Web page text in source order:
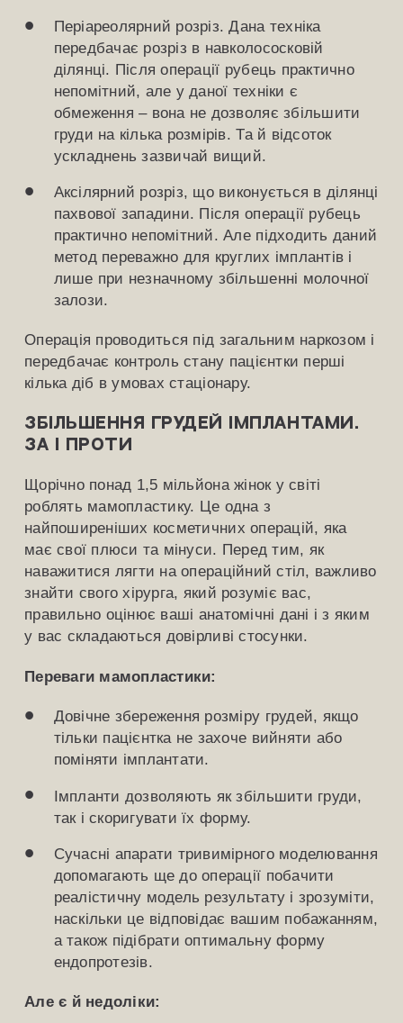
Періареолярний розріз. Дана техніка
передбачає розріз в навколососковій
ділянці. Після операції рубець практично
непомітний, але у даної техніки є
обмеження – вона не дозволяє збільшити
груди на кілька розмірів. Та й відсоток
ускладнень зазвичай вищий.
Аксілярний розріз, що виконується в ділянці
пахвової западини. Після операції рубець
практично непомітний. Але підходить даний
метод переважно для круглих імплантів і
лише при незначному збільшенні молочної
залози.
Операція проводиться під загальним наркозом і
передбачає контроль стану пацієнтки перші
кілька діб в умовах стаціонару.
Збільшення грудей імплантами.
За і проти
Щорічно понад 1,5 мільйона жінок у світі
роблять мамопластику. Це одна з
найпоширеніших косметичних операцій, яка
має свої плюси та мінуси. Перед тим, як
наважитися лягти на операційний стіл, важливо
знайти свого хірурга, який розуміє вас,
правильно оцінює ваші анатомічні дані і з яким
у вас складаються довірливі стосунки.
Переваги мамопластики:
Довічне збереження розміру грудей, якщо
тільки пацієнтка не захоче вийняти або
поміняти імплантати.
Імпланти дозволяють як збільшити груди,
так і скоригувати їх форму.
Сучасні апарати тривимірного моделювання
допомагають ще до операції побачити
реалістичну модель результату і зрозуміти,
наскільки це відповідає вашим побажанням,
а також підібрати оптимальну форму
ендопротезів.
Але є й недоліки: